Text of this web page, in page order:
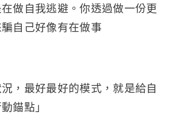
做自我逃避。你透過做一份更
自己好像有在做事
，最好最好的模式，就是給自
錨點」